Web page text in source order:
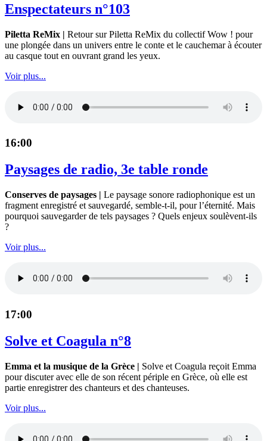
Enspectateurs n°103
Piletta ReMix | Retour sur Piletta ReMix du collectif Wow ! pour
une plongée dans un univers entre le conte et le cauchemar à écouter
au casque tout en ouvrant grand les yeux.
Voir plus...
16:00
Paysages de radio, 3e table ronde
Conserves de paysages | Le paysage sonore radiophonique est un
fragment enregistré et sauvegardé, semble-t-il, pour l’éternité. Mais
pourquoi sauvegarder de tels paysages ? Quels enjeux soulèvent-ils
?
Voir plus...
17:00
Solve et Coagula n°8
Emma et la musique de la Grèce | Solve et Coagula reçoit Emma
pour discuter avec elle de son récent périple en Grèce, où elle est
partie enregistrer des chanteurs et des chanteuses.
Voir plus...